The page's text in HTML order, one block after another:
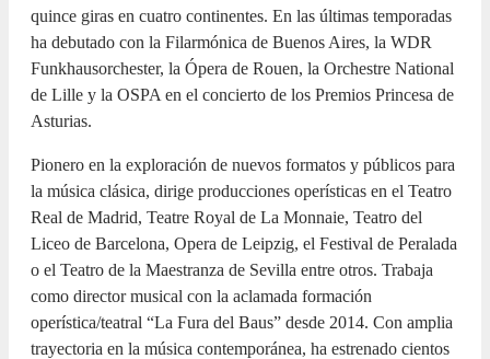
quince giras en cuatro continentes. En las últimas temporadas
ha debutado con la Filarmónica de Buenos Aires, la WDR
Funkhausorchester, la Ópera de Rouen, la Orchestre National
de Lille y la OSPA en el concierto de los Premios Princesa de
Asturias.
Pionero en la exploración de nuevos formatos y públicos para
la música clásica, dirige producciones operísticas en el Teatro
Real de Madrid, Teatre Royal de La Monnaie, Teatro del
Liceo de Barcelona, Opera de Leipzig, el Festival de Peralada
o el Teatro de la Maestranza de Sevilla entre otros. Trabaja
como director musical con la aclamada formación
operística/teatral “La Fura del Baus” desde 2014. Con amplia
trayectoria en la música contemporánea, ha estrenado cientos